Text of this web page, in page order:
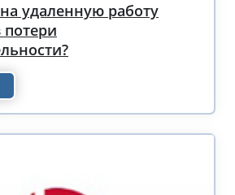
удаленную работу
потери